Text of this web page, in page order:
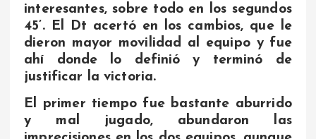
interesantes, sobre todo en los segundos
45’. El Dt acertó en los cambios, que le
dieron mayor movilidad al equipo y fue
ahí donde lo definió y terminó de
justificar la victoria.
El primer tiempo fue bastante aburrido
y mal jugado, abundaron las